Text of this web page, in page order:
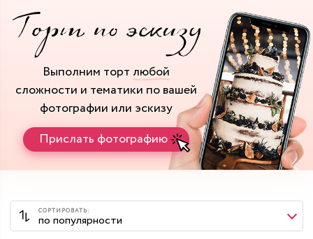
Выполним торт любой
сложности и тематики по вашей
фотографии или эскизу
Прислать фотографию